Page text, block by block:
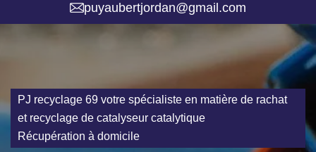
puyaubertjordan@gmail.com
PJ recyclage 69 votre spécialiste en matière de rachat
et recyclage de catalyseur catalytique
Récupération à domicile